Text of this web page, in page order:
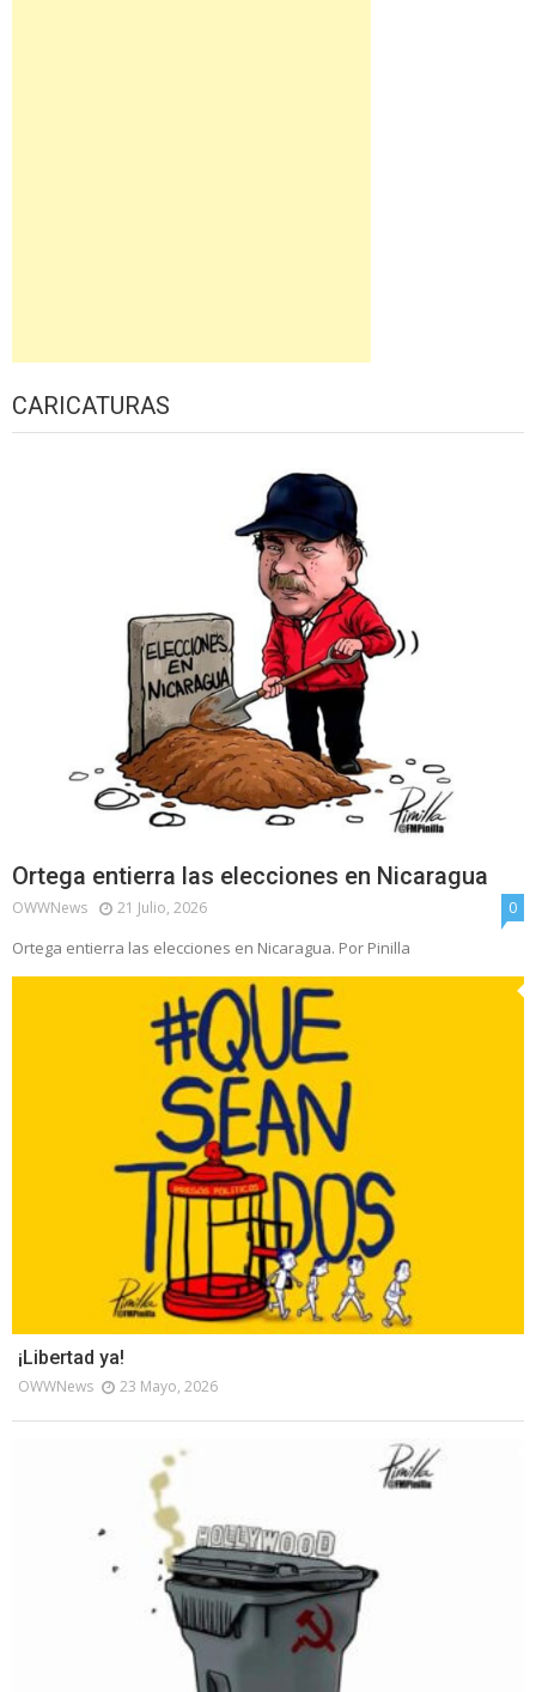
CARICATURAS
Ortega entierra las elecciones en Nicaragua
OWWNews 21 Julio, 2026 0
Ortega entierra las elecciones en Nicaragua. Por Pinilla
¡Libertad ya!
OWWNews 23 Mayo, 2026